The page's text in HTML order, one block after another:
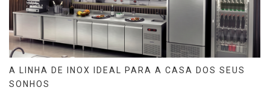
A LINHA DE INOX IDEAL PARA A CASA DOS SEUS
SONHOS